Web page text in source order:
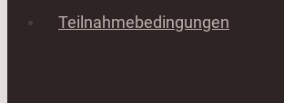
Teilnahmebedingungen